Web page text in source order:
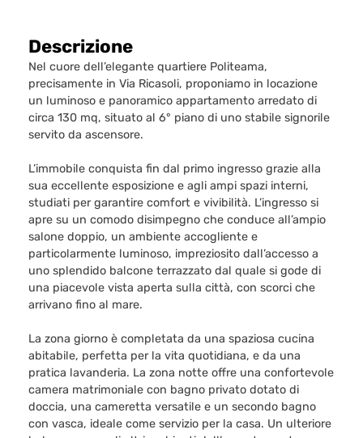
Descrizione
Nel cuore dell’elegante quartiere Politeama,
precisamente in Via Ricasoli, proponiamo in locazione
un luminoso e panoramico appartamento arredato di
circa 130 mq, situato al 6° piano di uno stabile signorile
servito da ascensore.
L’immobile conquista fin dal primo ingresso grazie alla
sua eccellente esposizione e agli ampi spazi interni,
studiati per garantire comfort e vivibilità. L’ingresso si
apre su un comodo disimpegno che conduce all’ampio
salone doppio, un ambiente accogliente e
particolarmente luminoso, impreziosito dall’accesso a
uno splendido balcone terrazzato dal quale si gode di
una piacevole vista aperta sulla città, con scorci che
arrivano fino al mare.
La zona giorno è completata da una spaziosa cucina
abitabile, perfetta per la vita quotidiana, e da una
pratica lavanderia. La zona notte offre una confortevole
camera matrimoniale con bagno privato dotato di
doccia, una cameretta versatile e un secondo bagno
con vasca, ideale come servizio per la casa. Un ulteriore